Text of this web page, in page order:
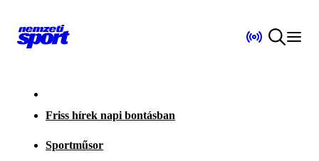
Friss hírek napi bontásban
Sportműsor